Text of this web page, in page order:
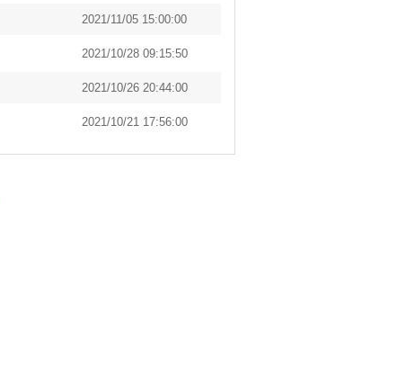
2021/11/05 15:00:00
2021/10/28 09:15:50
2021/10/26 20:44:00
2021/10/21 17:56:00